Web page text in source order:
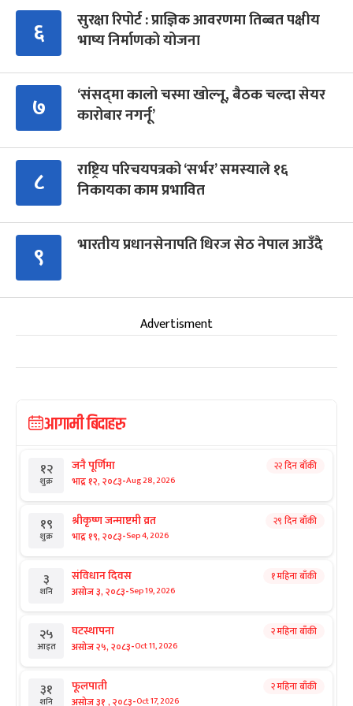
६
सुरक्षा रिपोर्ट : प्राज्ञिक आवरणमा तिब्बत पक्षीय
भाष्य निर्माणको योजना
७
‘संसद्‍मा कालो चस्मा खोल्नू, बैठक चल्दा सेयर
कारोबार नगर्नू’
८
राष्ट्रिय परिचयपत्रको ‘सर्भर’ समस्याले १६
निकायका काम प्रभावित
९ भारतीय प्रधानसेनापति धिरज सेठ नेपाल आउँदै
Advertisment
आगामी बिदाहरु
१२
शुक्र
जनै पूर्णिमा
भाद्र १२, २०८३-Aug 28, 2026
२२ दिन बाँकी
१९
शुक्र
श्रीकृष्ण जन्माष्टमी व्रत
भाद्र १९, २०८३-Sep 4, 2026
२९ दिन बाँकी
३
शनि
संविधान दिवस
असोज ३, २०८३-Sep 19, 2026
१ महिना बाँकी
२५
आइत
घटस्थापना
असोज २५, २०८३-Oct 11, 2026
२ महिना बाँकी
३१
शनि
फूलपाती
असोज ३१ , २०८३-Oct 17, 2026
२ महिना बाँकी